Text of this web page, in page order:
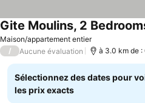
Maison/appartement entier
Gite Moulins, 2
/ Aucune évaluation à 3.0 km de
Sélectionnez des dates pour
les prix exacts